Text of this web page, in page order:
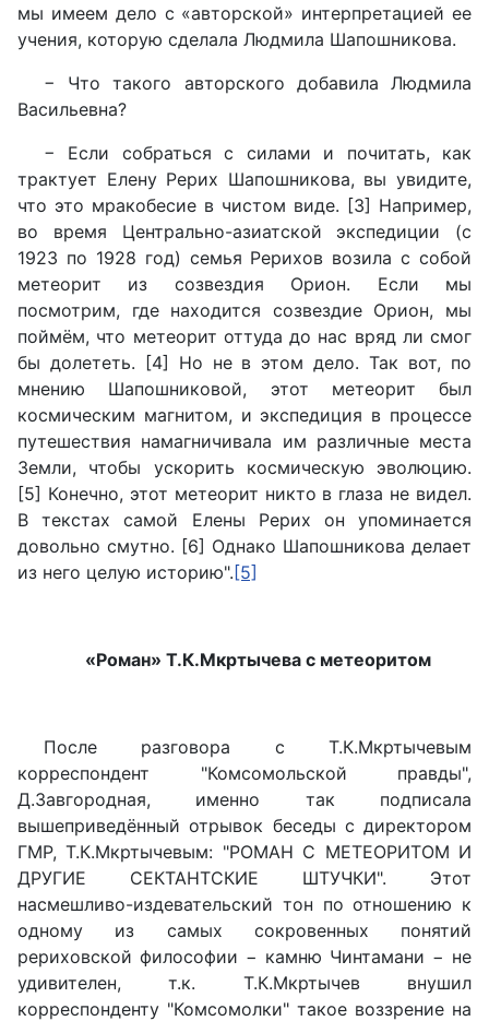
мы имеем дело с «авторской» интерпретацией ее
учения, которую сделала Людмила Шапошникова.
− Что такого авторского добавила Людмила
Васильевна?
− Если собраться с силами и почитать, как
трактует Елену Рерих Шапошникова, вы увидите,
что это мракобесие в чистом виде. [3] Например,
во время Центрально-азиатской экспедиции (с
1923 по 1928 год) семья Рерихов возила с собой
метеорит из созвездия Орион. Если мы
посмотрим, где находится созвездие Орион, мы
поймём, что метеорит оттуда до нас вряд ли смог
бы долететь. [4] Но не в этом дело. Так вот, по
мнению Шапошниковой, этот метеорит был
космическим магнитом, и экспедиция в процессе
путешествия намагничивала им различные места
Земли, чтобы ускорить космическую эволюцию.
[5] Конечно, этот метеорит никто в глаза не видел.
В текстах самой Елены Рерих он упоминается
довольно смутно. [6] Однако Шапошникова делает
из него целую историю".[5]
«Роман» Т.К.Мкртычева с метеоритом
После разговора с Т.К.Мкртычевым
корреспондент "Комсомольской правды",
Д.Завгородная, именно так подписала
вышеприведённый отрывок беседы с директором
ГМР, Т.К.Мкртычевым: "РОМАН С МЕТЕОРИТОМ И
ДРУГИЕ СЕКТАНТСКИЕ ШТУЧКИ". Этот
насмешливо-издевательский тон по отношению к
одному из самых сокровенных понятий
рериховской философии − камню Чинтамани − не
удивителен, т.к. Т.К.Мкртычев внушил
корреспонденту "Комсомолки" такое воззрение на